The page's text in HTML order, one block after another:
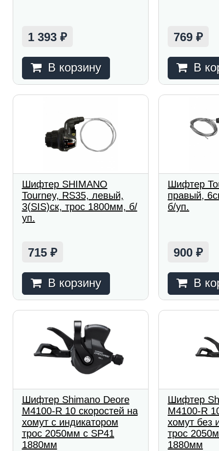
1 393 ₽
В корзину
769₽
В
Шифтер SHIMANO
Tourney, RS35, левый,
3(SIS)ск, трос 1800мм, б/
уп.
715 ₽
В корзину
Шифтер
правый,
б/уп.
900₽
В
Шифтер Shimano Deore
M4100-R 10 скоростей на
хомут с индикатором
трос 2050мм с SP41
1880мм
Шифтер
M4100-R
хомут без
трос
1880мм